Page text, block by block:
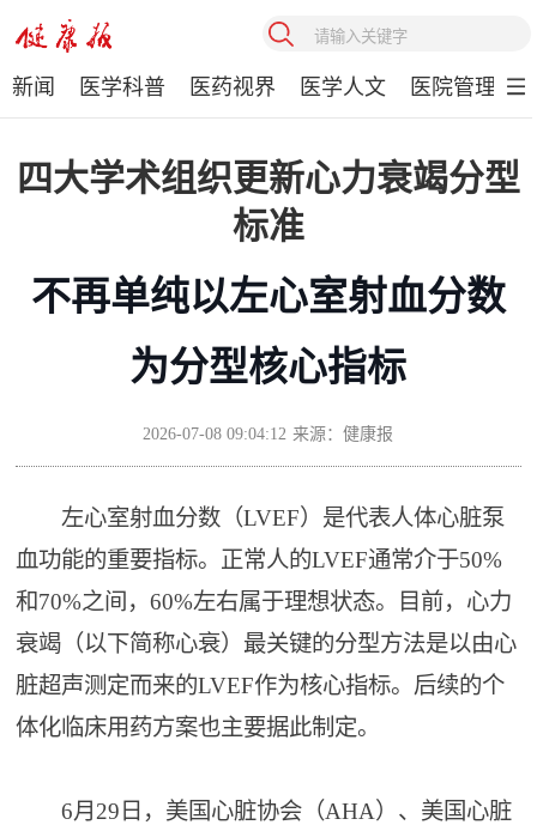
新闻 医学科普 医药视界 医学人文 医院管理
四大学术组织更新心力衰竭分型
标准
不再单纯以左心室射血分数
为分型核心指标
2026-07-08 09:04:12 来源：健康报
左心室射血分数（LVEF）是代表人体心脏泵
血功能的重要指标。正常人的LVEF通常介于50%
和70%之间，60%左右属于理想状态。目前，心力
衰竭（以下简称心衰）最关键的分型方法是以由心
脏超声测定而来的LVEF作为核心指标。后续的个
体化临床用药方案也主要据此制定。
6月29日，美国心脏协会（AHA）、美国心脏